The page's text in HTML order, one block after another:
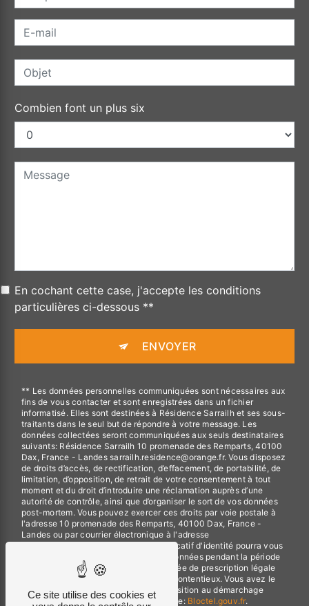
Combien font un plus six
En cochant cette case, j'accepte les conditions
particulières ci-dessous **
ENVOYER
** Les données personnelles communiquées sont nécessaires aux
fins de vous contacter et sont enregistrées dans un fichier
informatisé. Elles sont destinées à Résidence Sarrailh et ses sous-
traitants dans le seul but de répondre à votre message. Les
données collectées seront communiquées aux seuls destinataires
suivants: Résidence Sarrailh 10 promenade des Remparts, 40100
Dax, France - Landes sarrailh.residence@orange.fr. Vous disposez
de droits d’accès, de rectification, d’effacement, de portabilité, de
limitation, d’opposition, de retrait de votre consentement à tout
moment et du droit d’introduire une réclamation auprès d’une
autorité de contrôle, ainsi que d’organiser le sort de vos données
post-mortem. Vous pouvez exercer ces droits par voie postale à
l'adresse 10 promenade des Remparts, 40100 Dax, France -
Landes ou par courrier électronique à l'adresse
sarrailh.residence@orange.fr. Un justificatif d'identité pourra vous
être demandé. Nous conservons vos données pendant la période
de prise de contact puis pendant la durée de prescription légale
aux fins probatoires et de gestion des contentieux. Vous avez le
droit de vous inscrire sur la liste d'opposition au démarchage
téléphonique, disponible à cette adresse: Bloctel.gouv.fr.
Ce site utilise des cookies et